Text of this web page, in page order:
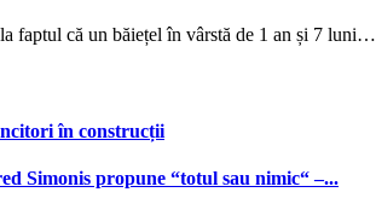
faptul că un băiețel în vârstă de 1 an și 7 luni…
în construcții
Simonis propune “totul sau nimic“ –...